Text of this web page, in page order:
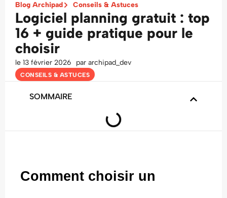
Blog Archipad Conseils & Astuces
Logiciel planning gratuit : top
16 + guide pratique pour le
choisir
le 13 février 2026 par archipad_dev
CONSEILS & ASTUCES
SOMMAIRE
Comment choisir un